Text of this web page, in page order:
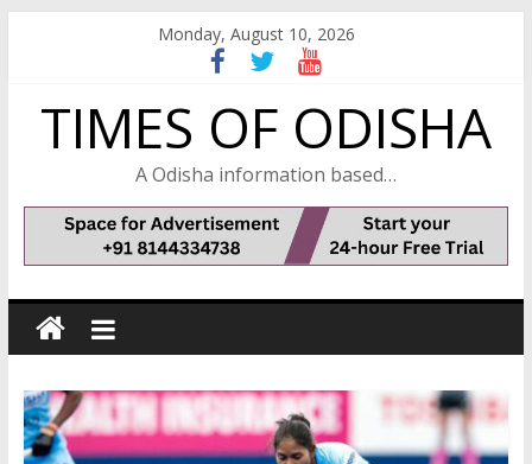
Monday, August 10, 2026
TIMES OF ODISHA
A Odisha information based…